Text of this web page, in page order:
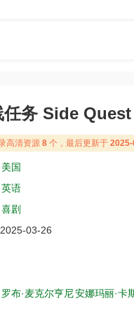
任务 Side Quest
高清资源 8 个，最后更新于
美国
英语
喜剧
2025-03-26
罗布·麦克尔亨尼安娜玛丽·卡